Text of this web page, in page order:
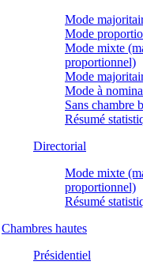
Mode
Mode
Mode mixte
proportionnel)
Mode
Mode à
Sans chambre
Résumé
Directorial
Mode mixte
proportionnel)
Résumé
Chambres hautes
Présidentiel